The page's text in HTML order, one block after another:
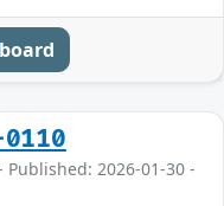
Published: 2026-01-30 -